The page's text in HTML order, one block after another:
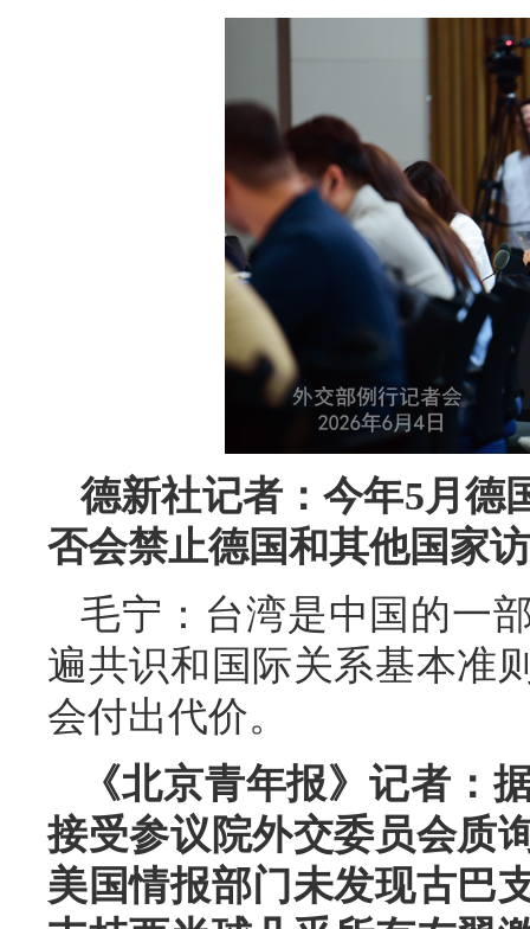
德新社记者：今年5月德
否会禁止德国和其他国家
毛宁：台湾是中国的一
遍共识和国际关系基本准
会付出代价。
《北京青年报》记者：
接受参议院外交委员会质
美国情报部门未发现古巴